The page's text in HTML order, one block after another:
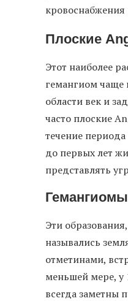
кровоснабжения
Плоские
Этот наиболее
гемангиом чаще
области век и
часто плоские
течение
до первых лет
представлять
Эти
назывались
отметинами,
меньшей мере, у
всегда заметны